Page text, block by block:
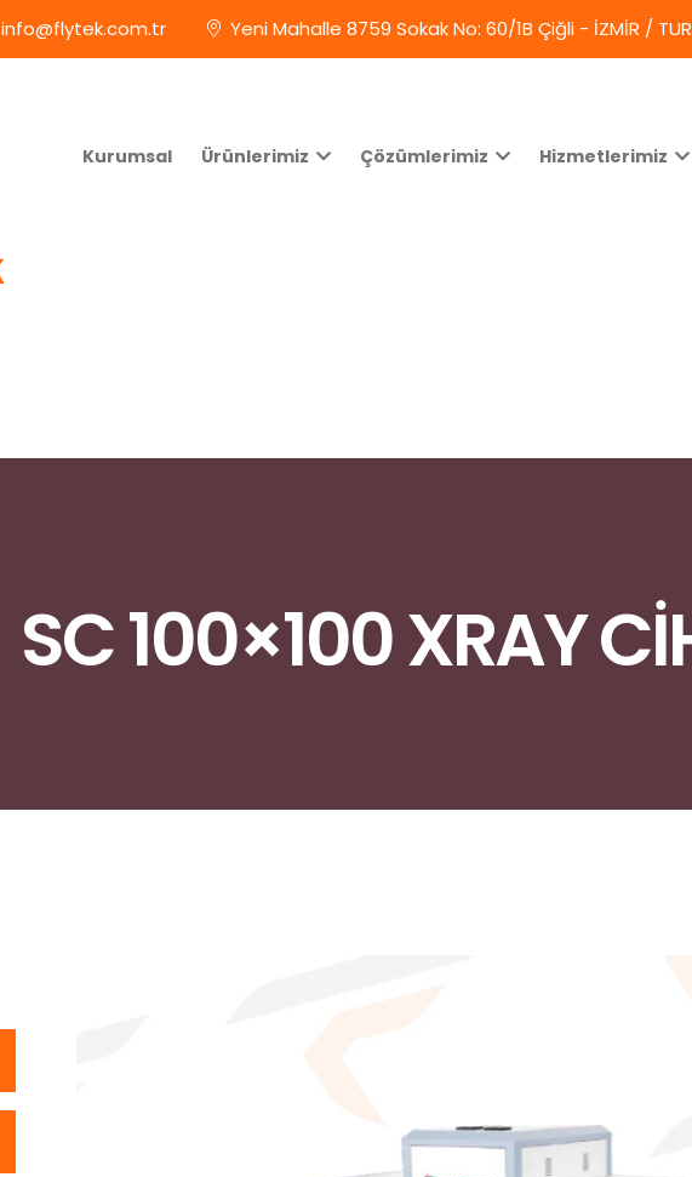
info@flytek.com.tr Yeni Mahalle 8759 Sokak No: 60/1B Çiğli - İZMİR /
Kurumsal Ürünlerimiz Çözümlerimiz Hizmetlerimiz
SC 100×100 XRAY